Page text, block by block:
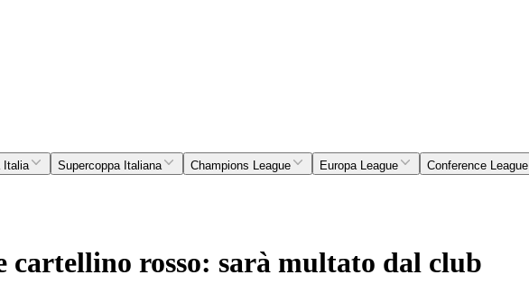
Italia Supercoppa Italiana Champions League Europa League Conference League
cartellino rosso: sarà multato dal club